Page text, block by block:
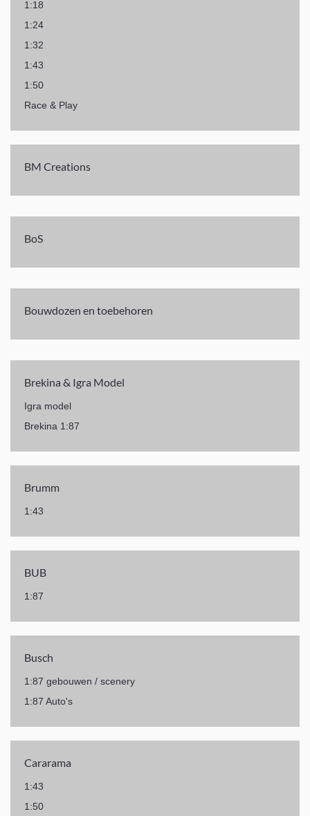
1:18
1:24
1:32
1:43
1:50
Race & Play
BM Creations
BoS
Bouwdozen en toebehoren
Brekina & Igra Model
Igra model
Brekina 1:87
Brumm
1:43
BUB
1:87
Busch
1:87 gebouwen / scenery
1:87 Auto's
Cararama
1:43
1:50